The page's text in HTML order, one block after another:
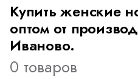
Купить женские
оптом от
Иваново.
0 товаров